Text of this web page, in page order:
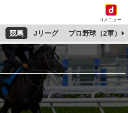
dメニュー
競馬 Jリーグ プロ野球（2軍）